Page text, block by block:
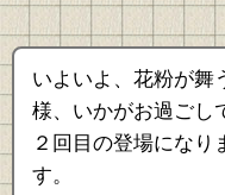
いよいよ、花粉が舞
様、いかがお過ごし
２回目の登場になり
す。